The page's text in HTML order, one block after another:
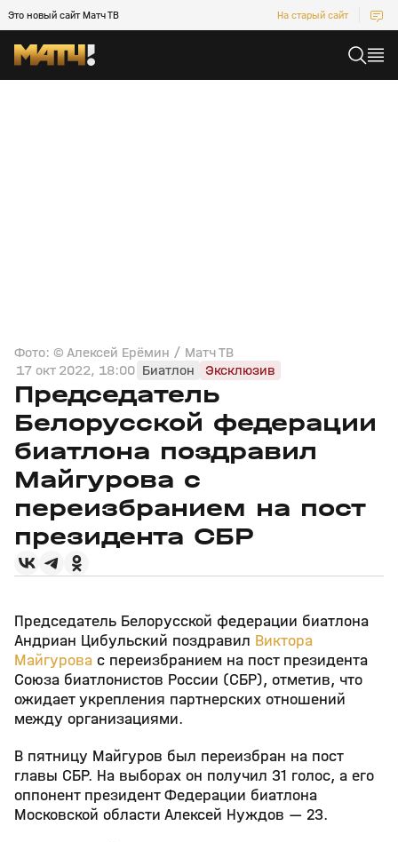
Это новый сайт Матч ТВ На старый сайт
Фото: © Алексей Ерёмин / Матч ТВ
17 окт 2022, 18:00 Биатлон Эксклюзив
Председатель
Белорусской федерации
биатлона поздравил
Майгурова с
переизбранием на пост
президента СБР
Председатель Белорусской федерации биатлона
Андриан Цибульский поздравил Виктора
Майгурова с переизбранием на пост президента
Союза биатлонистов России (СБР), отметив, что
ожидает укрепления партнерских отношений
между организациями.
В пятницу Майгуров был переизбран на пост
главы СБР. На выборах он получил 31 голос, а его
оппонент президент Федерации биатлона
Московской области Алексей Нуждов — 23.